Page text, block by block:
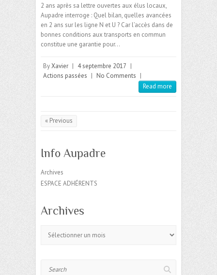
2 ans après sa lettre ouvertes aux élus locaux,
Aupadre interroge : Quel bilan, quelles avancées
en 2 ans sur les ligne N et U ? Car l’accès dans de
bonnes conditions aux transports en commun
constitue une garantie pour…
ByXavier | 4 septembre 2017 |
Actions passées | No Comments |
Read more
« Previous
Info Aupadre
Archives
ESPACE ADHÉRENTS
Archives